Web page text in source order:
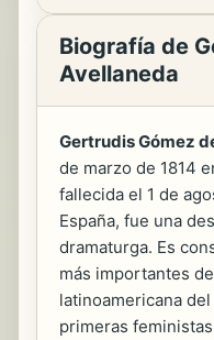
Biografía de
Avellaneda
Gertrudis Gómez
de marzo de 1814
fallecida el 1 de
España, fue una
dramaturga. Es
más importantes
latinoamericana
primeras